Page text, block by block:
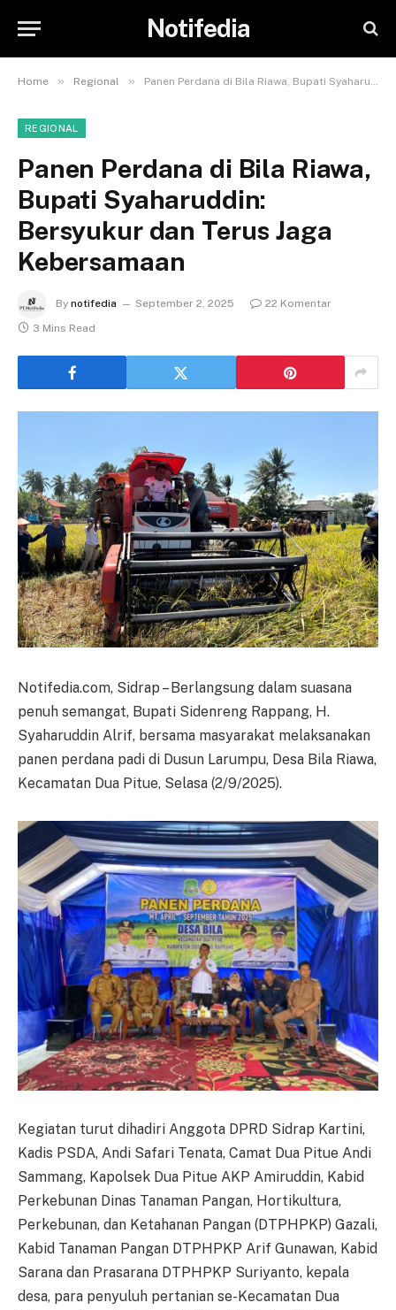
Notifedia
Home » Regional » Panen Perdana di Bila Riawa, Bupati Syaharuddin: Bersyukur dan Terus Jaga Kebersamaan
REGIONAL
Panen Perdana di Bila Riawa,
Bupati Syaharuddin:
Bersyukur dan Terus Jaga
Kebersamaan
By notifedia September 2, 2025
22 Komentar
3 Mins Read
Notifedia.com, Sidrap – Berlangsung dalam suasana
penuh semangat, Bupati Sidenreng Rappang, H.
Syaharuddin Alrif, bersama masyarakat melaksanakan
panen perdana padi di Dusun Larumpu, Desa Bila Riawa,
Kecamatan Dua Pitue, Selasa (2/9/2025).
Kegiatan turut dihadiri Anggota DPRD Sidrap Kartini,
Kadis PSDA, Andi Safari Tenata, Camat Dua Pitue Andi
Sammang, Kapolsek Dua Pitue AKP Amiruddin, Kabid
Perkebunan Dinas Tanaman Pangan, Hortikultura,
Perkebunan, dan Ketahanan Pangan (DTPHPKP) Gazali,
Kabid Tanaman Pangan DTPHPKP Arif Gunawan, Kabid
Sarana dan Prasarana DTPHPKP Suriyanto, kepala
desa, para penyuluh pertanian se-Kecamatan Dua